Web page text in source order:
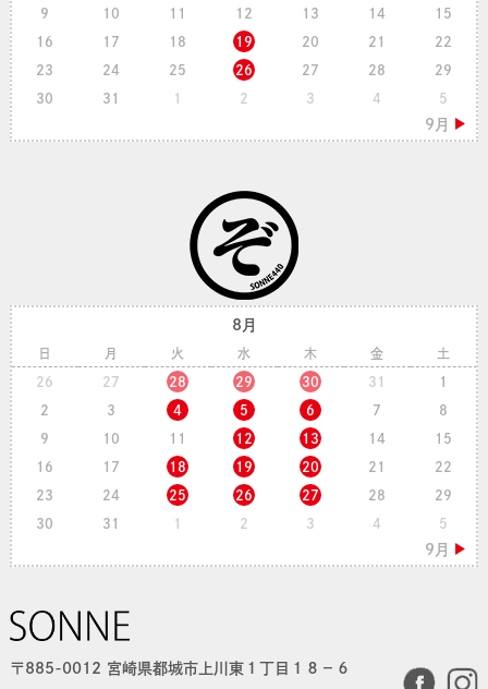
9 10 11 12 13 14 15
16 17 18 19 20 21 22
23 24 25 26 27 28 29
30 31 1 2 3 4 5
8月
日 月 火 水 木 金 土
26 27 28 29 30 31 1
2 3 4 5 6 7 8
9 10 11 12 13 14 15
16 17 18 19 20 21 22
23 24 25 26 27 28 29
30 31 1 2 3 4 5
〒885-0012 宮崎県都城市上川東１丁目１８−６